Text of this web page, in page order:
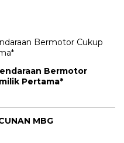
Bermotor
Pertama*
MBG